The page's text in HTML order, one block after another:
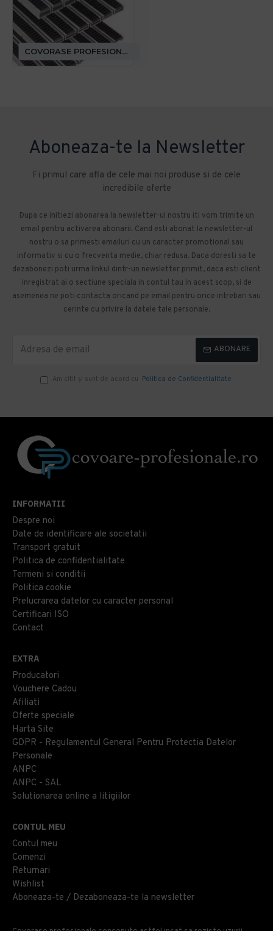
COVORASE PROFESIONALE
Aboneaza-te la Newsletter
Fi primul care afla de cele mai noi produse si de cele
incredibile oferte
Dupa ce initiezi abonarea la newsletter-ul nostru iti vom trimite un
email pentru activarea abonarii. Cand esti abonat la newsletter-ul
nostru o sa primesti emailuri cu un caracter promotional sau
informativ si cu o frecventa medie, chiar redusa. Daca doresti sa te
dezabonezi poti urma linkul dintr-un newsletter primit, daca esti client
inregistrat ai o sectiune speciala in contul tau in acest scop, si de
asemenea ne poti contacta oricand pe email pentru orice intrebari sau
cerinte cu privire la datele tale personale.
ABONARE
Am citit şi sunt de acord cu Politica de Confidentialitate
INFORMATII
Despre noi
Date de identificare ale societatii
Transport gratuit
Politica de confidentialitate
Termeni si conditii
Politica cookie
Prelucrarea datelor cu caracter personal
Certificari ISO
Contact
EXTRA
Producatori
Vouchere Cadou
Afiliati
Oferte speciale
Harta Site
GDPR - Regulamentul General Pentru Protectia Datelor
Personale
ANPC
ANPC - SAL
Solutionarea online a litigiilor
CONTUL MEU
Contul meu
Comenzi
Returnari
Wishlist
Aboneaza-te / Dezaboneaza-te la newsletter